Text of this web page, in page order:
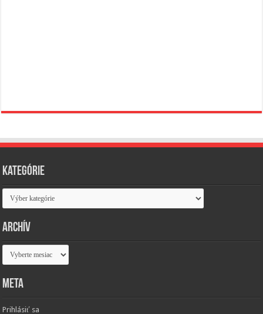
Kategórie
Kategórie
Archív
Archív
Meta
Prihlásiť sa